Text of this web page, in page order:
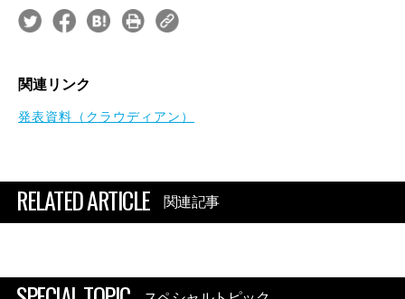
関連リンク
発表資料（クラウディアン）
RELATED ARTICLE 関連記事